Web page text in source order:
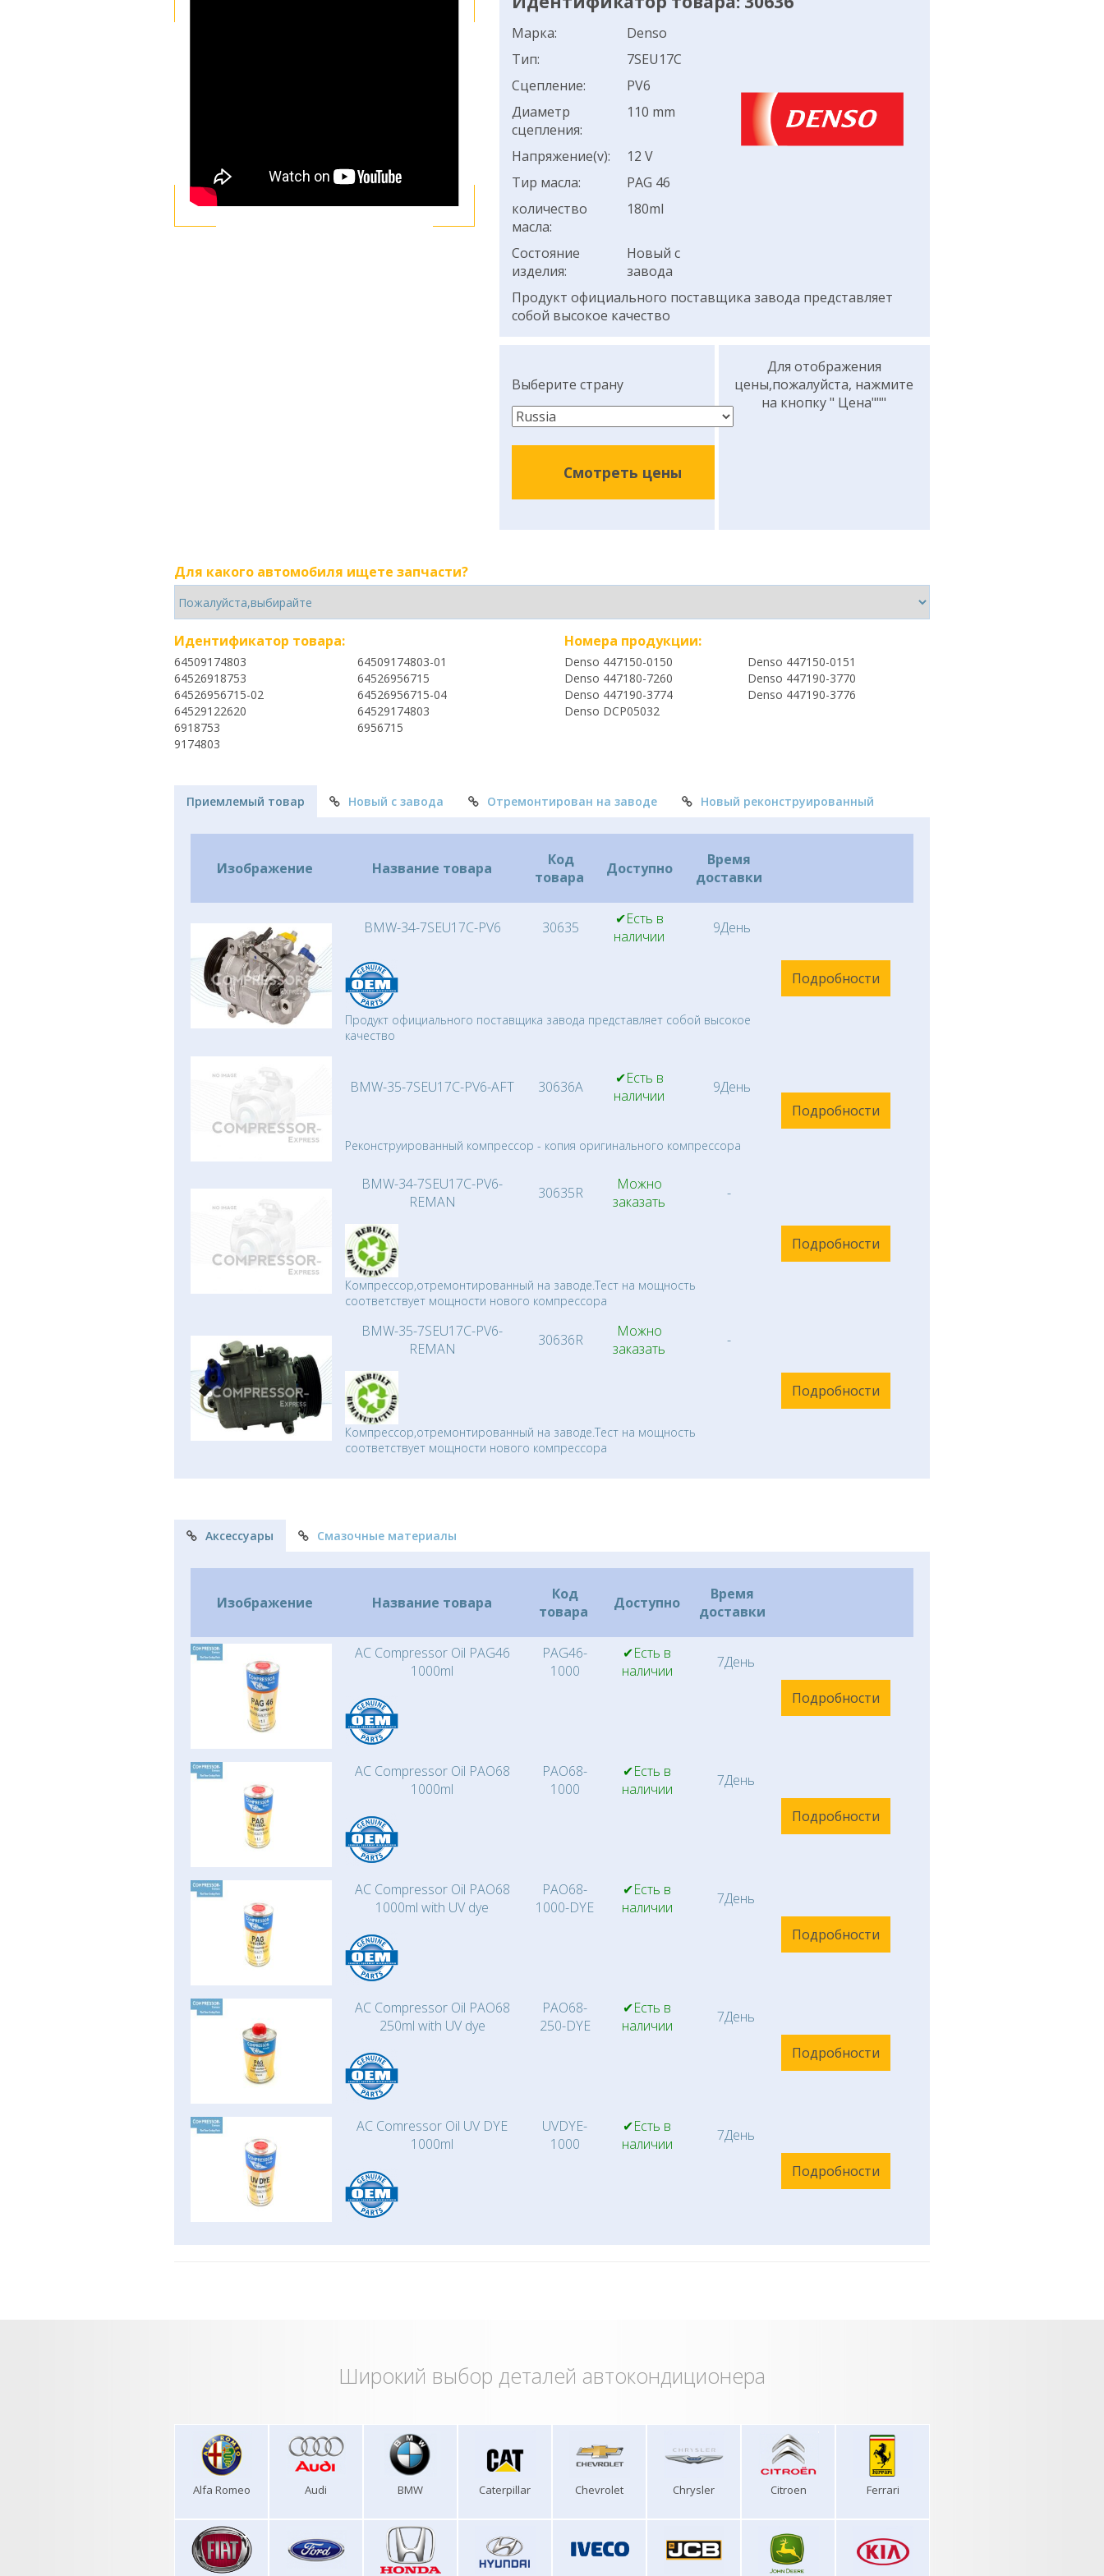
Марка:
Denso
Тип:
7SEU17C
Сцепление:
PV6
Диаметр
сцепления:
110 mm
Напряжение(v):
12 V
Тир масла:
PAG 46
количество
масла:
180ml
Состояние
изделия:
Новый с
завода
Продукт официального поставщика завода представляет
собой высокое качество
Выберите страну
Смотреть цены
Для отображения
цены,пожалуйста, нажмите
на кнопку " Цена"""
Для какого автомобиля ищете запчасти?
Идентификатор товара:
64509174803
64509174803-01
64526918753
64526956715
64526956715-02
64526956715-04
64529122620
64529174803
6918753
6956715
9174803
Номера продукции:
Denso 447150-0150
Denso 447150-0151
Denso 447180-7260
Denso 447190-3770
Denso 447190-3774
Denso 447190-3776
Denso DCP05032
Приемлемый товар Новый с завода Отремонтирован на заводе Новый реконструированный
Изображение Название товара
Код
товара
Доступно
Время
доставки
BMW-34-7SEU17C-PV6 30635
✔Есть в
наличии
9День
Подробности
Продукт официального поставщика завода представляет собой высокое
качество
BMW-35-7SEU17C-PV6-AFT 30636A
✔Есть в
наличии
9День
Подробности
Реконструированный компрессор - копия оригинального компрессора
BMW-34-7SEU17C-PV6-
REMAN
30635R
Можно
заказать
-
Подробности
Компрессор,отремонтированный на заводе.Тест на мощность
соответствует мощности нового компрессора
BMW-35-7SEU17C-PV6-
REMAN
30636R
Можно
заказать
-
Подробности
Компрессор,отремонтированный на заводе.Тест на мощность
соответствует мощности нового компрессора
Аксессуары Смазочные материалы
Изображение Название товара
Код
товара
Доступно
Время
доставки
AC Compressor Oil PAG46
1000ml
PAG46-
1000
✔Есть в
наличии
7День
Подробности
AC Compressor Oil PAO68
1000ml
PAO68-
1000
✔Есть в
наличии
7День
Подробности
AC Compressor Oil PAO68
1000ml with UV dye
PAO68-
1000-DYE
✔Есть в
наличии
7День
Подробности
AC Compressor Oil PAO68
250ml with UV dye
PAO68-
250-DYE
✔Есть в
наличии
7День
Подробности
AC Comressor Oil UV DYE
1000ml
UVDYE-
1000
✔Есть в
наличии
7День
Подробности
Широкий выбор деталей автокондиционера
Alfa Romeo Audi BMW Caterpillar Chevrolet Chrysler Citroen Ferrari